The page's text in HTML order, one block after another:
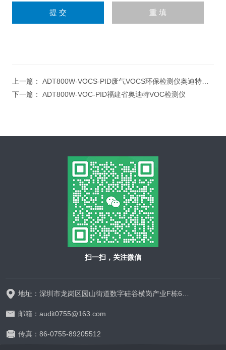
上一篇： ADT800W-VOCS-PID废气VOCS环保检测仪奥迪特在线式
下一篇： ADT800W-VOC-PID福建省奥迪特VOC检测仪
扫一扫，关注微信
邮箱：audit0755@163.com
传真：86-0755-89205512